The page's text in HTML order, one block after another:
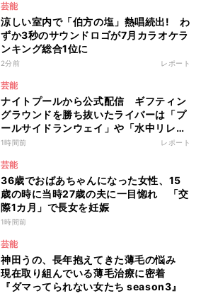
芸能
涼しい室内で「伯方の塩」熱唱続出! わ
ずか3秒のサウンドロゴが7月カラオケラ
ンキング総合1位に
2分前 レポート
芸能
ナイトプールから公式配信 ギフティン
グラウンドを勝ち抜いたライバーは「プ
ールサイドランウェイ」や「水中リレ
ー」にも参加 『イチナナイト★プー
1時間前 レポート
芸能
36歳でおばあちゃんになった女性、15
歳の時に当時27歳の夫に一目惚れ 「交
際1カ月」で長女を妊娠
1時間前
芸能
神田うの、長年抱えてきた薄毛の悩み
現在取り組んでいる薄毛治療に密着
『ダマってられない女たち season3』